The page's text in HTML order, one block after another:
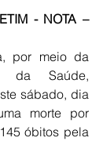
- NOTA –
por meio da
da Saúde,
sábado, dia
morte por
óbitos pela